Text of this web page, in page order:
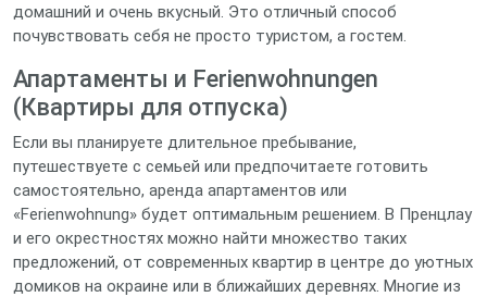
домашний и очень вкусный. Это отличный способ
почувствовать себя не просто туристом, а гостем.
Апартаменты и Ferienwohnungen
(Квартиры для отпуска)
Если вы планируете длительное пребывание,
путешествуете с семьей или предпочитаете готовить
самостоятельно, аренда апартаментов или
«Ferienwohnung» будет оптимальным решением. В Пренцлау
и его окрестностях можно найти множество таких
предложений, от современных квартир в центре до уютных
домиков на окраине или в ближайших деревнях. Многие из